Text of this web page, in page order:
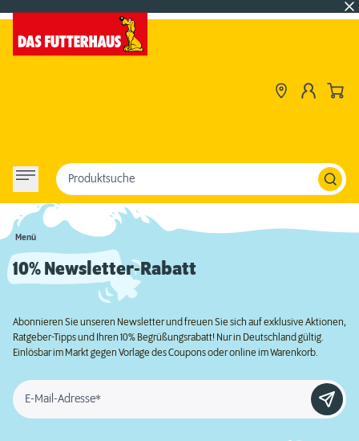
Menü
Produktsuche
10% Newsletter-Rabatt
Abonnieren Sie unseren Newsletter und freuen Sie sich auf exklusive Aktionen,
Ratgeber-Tipps und Ihren 10% Begrüßungsrabatt! Nur in Deutschland gültig.
Einlösbar im Markt gegen Vorlage des Coupons oder online im Warenkorb.
E-Mail-Adresse*